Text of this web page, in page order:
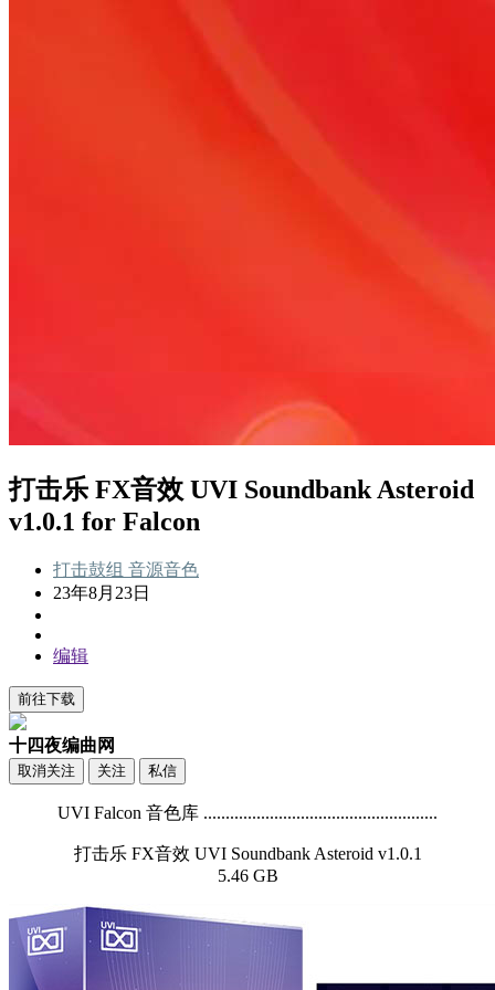
打击乐 FX音效 UVI Soundbank Asteroid
v1.0.1 for Falcon
打击鼓组 音源音色
23年8月23日
编辑
前往下载
十四夜编曲网
取消关注 关注 私信
UVI Falcon 音色库 .....................................................
打击乐 FX音效 UVI Soundbank Asteroid v1.0.1
5.46 GB